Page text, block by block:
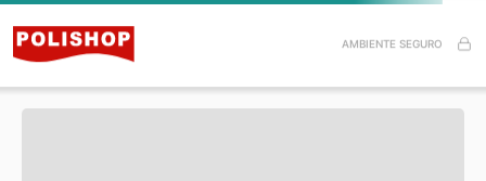
AMBIENTE SEGURO
Especificações do Produto
Itens inclusos